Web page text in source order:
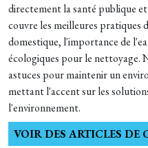
directement la santé publique
couvre les meilleures pratiques
domestique, l'importance de
écologiques pour le nettoyage.
astuces pour maintenir un
mettant l'accent sur les
l'environnement.
VOIR DES ARTICLES DE